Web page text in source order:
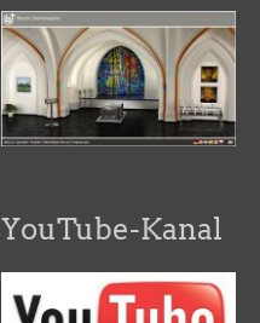
YouTube-Kanal